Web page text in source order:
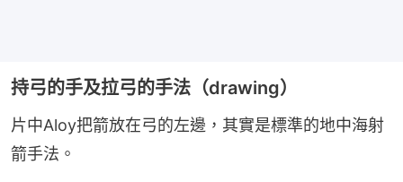
持弓的手及拉弓的手法（drawing）
片中Aloy把箭放在弓的左邊，其實是標準的地中海射
箭手法。